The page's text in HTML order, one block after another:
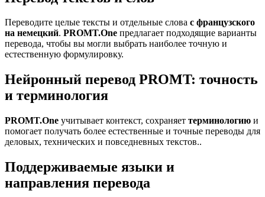
Переводите целые тексты и отдельные слова с французского
на немецкий. PROMT.One предлагает подходящие варианты
перевода, чтобы вы могли выбрать наиболее точную и
естественную формулировку.
Нейронный перевод PROMT: точность
и терминология
PROMT.One учитывает контекст, сохраняет терминологию и
помогает получать более естественные и точные переводы для
деловых, технических и повседневных текстов..
Поддерживаемые языки и
направления перевода